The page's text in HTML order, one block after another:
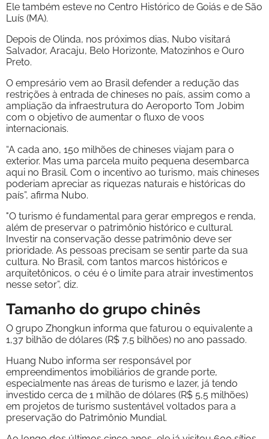
Ele também esteve no Centro Histórico de Goiás e de São
Luís (MA).
Depois de Olinda, nos próximos dias, Nubo visitará
Salvador, Aracaju, Belo Horizonte, Matozinhos e Ouro
Preto.
O empresário vem ao Brasil defender a redução das
restrições à entrada de chineses no país, assim como a
ampliação da infraestrutura do Aeroporto Tom Jobim
com o objetivo de aumentar o fluxo de voos
internacionais.
“A cada ano, 150 milhões de chineses viajam para o
exterior. Mas uma parcela muito pequena desembarca
aqui no Brasil. Com o incentivo ao turismo, mais chineses
poderiam apreciar as riquezas naturais e históricas do
país”, afirma Nubo.
"O turismo é fundamental para gerar empregos e renda,
além de preservar o patrimônio histórico e cultural.
Investir na conservação desse patrimônio deve ser
prioridade. As pessoas precisam se sentir parte da sua
cultura. No Brasil, com tantos marcos históricos e
arquitetônicos, o céu é o limite para atrair investimentos
nesse setor”, diz.
Tamanho do grupo chinês
O grupo Zhongkun informa que faturou o equivalente a
1,37 bilhão de dólares (R$ 7,5 bilhões) no ano passado.
Huang Nubo informa ser responsável por
empreendimentos imobiliários de grande porte,
especialmente nas áreas de turismo e lazer, já tendo
investido cerca de 1 milhão de dólares (R$ 5,5 milhões)
em projetos de turismo sustentável voltados para a
preservação do Patrimônio Mundial.